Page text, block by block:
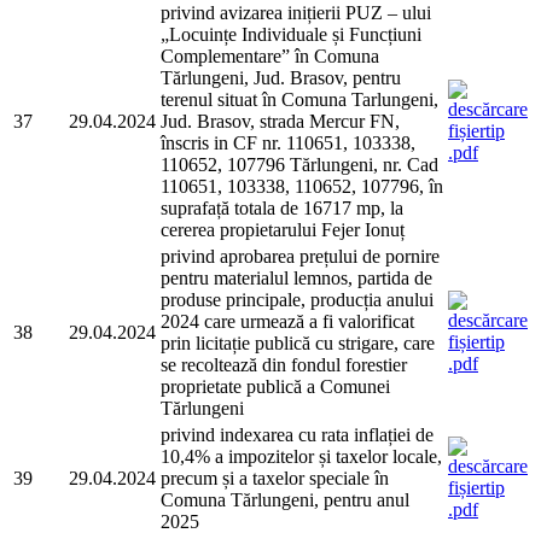
37 29.04.2024
privind avizarea inițierii PUZ – ului
„Locuințe Individuale și Funcțiuni
Complementare” în Comuna
Tărlungeni, Jud. Brasov, pentru
terenul situat în Comuna Tarlungeni,
Jud. Brasov, strada Mercur FN,
înscris in CF nr. 110651, 103338,
110652, 107796 Tărlungeni, nr. Cad
110651, 103338, 110652, 107796, în
suprafață totala de 16717 mp, la
cererea propietarului Fejer Ionuț
38 29.04.2024
privind aprobarea prețului de pornire
pentru materialul lemnos, partida de
produse principale, producția anului
2024 care urmează a fi valorificat
prin licitație publică cu strigare, care
se recoltează din fondul forestier
proprietate publică a Comunei
Tărlungeni
39 29.04.2024
privind indexarea cu rata inflației de
10,4% a impozitelor și taxelor locale,
precum și a taxelor speciale în
Comuna Tărlungeni, pentru anul
2025